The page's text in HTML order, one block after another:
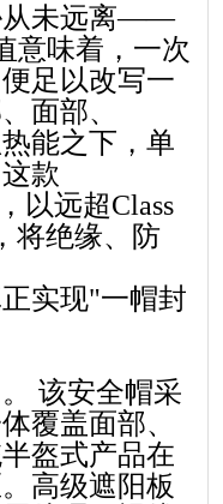
从未远离——
意味着，一次
足以改写一
面部、
能之下，单
款
以远超Class
将绝缘、防
实现"一帽封
该安全帽采
覆盖面部、
盔式产品在
高级遮阳板